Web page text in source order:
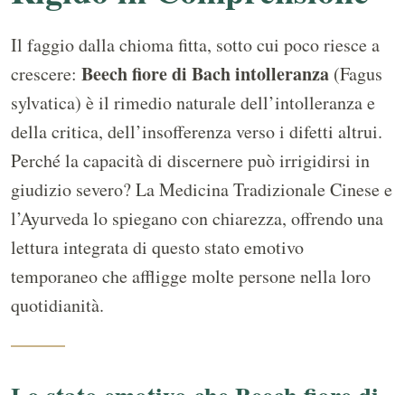
Il faggio dalla chioma fitta, sotto cui poco riesce a
crescere: Beech fiore di Bach intolleranza (Fagus
sylvatica) è il rimedio naturale dell’intolleranza e
della critica, dell’insofferenza verso i difetti altrui.
Perché la capacità di discernere può irrigidirsi in
giudizio severo? La Medicina Tradizionale Cinese e
l’Ayurveda lo spiegano con chiarezza, offrendo una
lettura integrata di questo stato emotivo
temporaneo che affligge molte persone nella loro
quotidianità.